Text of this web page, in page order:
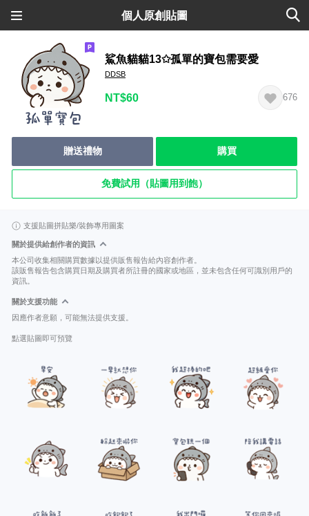
個人原創貼圖
鯊魚貓貓13✩孤單的寶包需要愛
DDSB
NT$60 676
贈送禮物 購買
免費試用（貼圖用到飽）
支援貼圖拼貼樂/裝飾專用圖案
關於提供給創作者的資訊
本公司收集相關購買數據以提供販售報告給內容創作者。
該販售報告包含購買日期及購買者所註冊的國家或地區，並未包含任何可識別用戶的
資訊。
關於支援功能
因應作者意願，可能無法提供支援。
點選貼圖即可預覽